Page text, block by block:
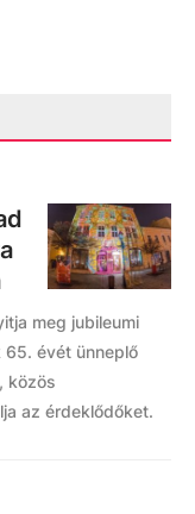
meg jubileumi
65. évét ünneplő
közös
az érdeklődőket.